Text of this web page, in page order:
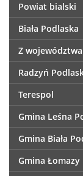
Powiat bialski
Biała Podlaska
Z województwa
Radzyń
Terespol
Gmina Leśna
Gmina Biała
Gmina Łomazy